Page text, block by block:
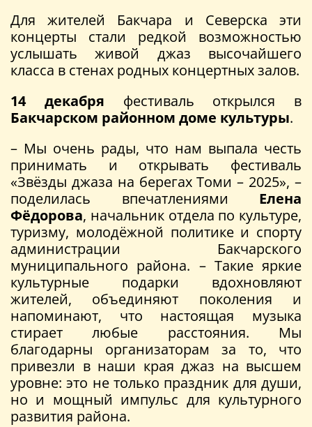
Для жителей Бакчара и Северска эти
концерты стали редкой возможностью
услышать живой джаз высочайшего
класса в стенах родных концертных залов.
14 декабря фестиваль открылся в
Бакчарском районном доме культуры.
– Мы очень рады, что нам выпала честь
принимать и открывать фестиваль
«Звёзды джаза на берегах Томи – 2025», –
поделилась впечатлениями Елена
Фёдорова, начальник отдела по культуре,
туризму, молодёжной политике и спорту
администрации Бакчарского
муниципального района. – Такие яркие
культурные подарки вдохновляют
жителей, объединяют поколения и
напоминают, что настоящая музыка
стирает любые расстояния. Мы
благодарны организаторам за то, что
привезли в наши края джаз на высшем
уровне: это не только праздник для души,
но и мощный импульс для культурного
развития района.